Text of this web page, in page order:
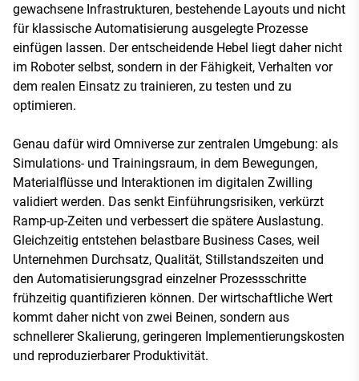
gewachsene Infrastrukturen, bestehende Layouts und nicht
für klassische Automatisierung ausgelegte Prozesse
einfügen lassen. Der entscheidende Hebel liegt daher nicht
im Roboter selbst, sondern in der Fähigkeit, Verhalten vor
dem realen Einsatz zu trainieren, zu testen und zu
optimieren.
Genau dafür wird Omniverse zur zentralen Umgebung: als
Simulations- und Trainingsraum, in dem Bewegungen,
Materialflüsse und Interaktionen im digitalen Zwilling
validiert werden. Das senkt Einführungsrisiken, verkürzt
Ramp-up-Zeiten und verbessert die spätere Auslastung.
Gleichzeitig entstehen belastbare Business Cases, weil
Unternehmen Durchsatz, Qualität, Stillstandszeiten und
den Automatisierungsgrad einzelner Prozessschritte
frühzeitig quantifizieren können. Der wirtschaftliche Wert
kommt daher nicht von zwei Beinen, sondern aus
schnellerer Skalierung, geringeren Implementierungskosten
und reproduzierbarer Produktivität.